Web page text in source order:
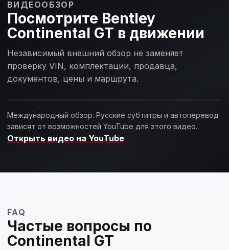
ВИДЕООБЗОР
Посмотрите Bentley
Continental GT в движении
Независимый внешний обзор не заменяет
проверку VIN, комплектации, продавца,
документов, цены и маршрута.
ВНЕШНИЙ ОБЗОР · YOUTUBE
Загрузить обзор
Международный обзор. Русские субтитры и автоперевод
зависят от возможностей YouTube для этого видео.
Открыть видео на YouTube
FAQ
Частые вопросы по
Continental GT